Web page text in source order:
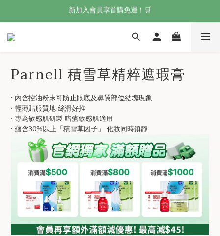
新加入會員享首購免運！🛒
🍀 Olive Young 人氣之選｜92精華氣墊組合
Welcome! 加入會員，享專屬優惠 🎁
Parnell 積雪草精粹遮瑕膏
• 內含控油粉末可防止眼底及鼻翼部位結塊現象
• 輕薄貼服質地 絲滑好推
• 專為敏感肌研製 暗瘡敏感肌適用
• 蘊含30%以上「積雪草因子」 化妝同時鎮靜